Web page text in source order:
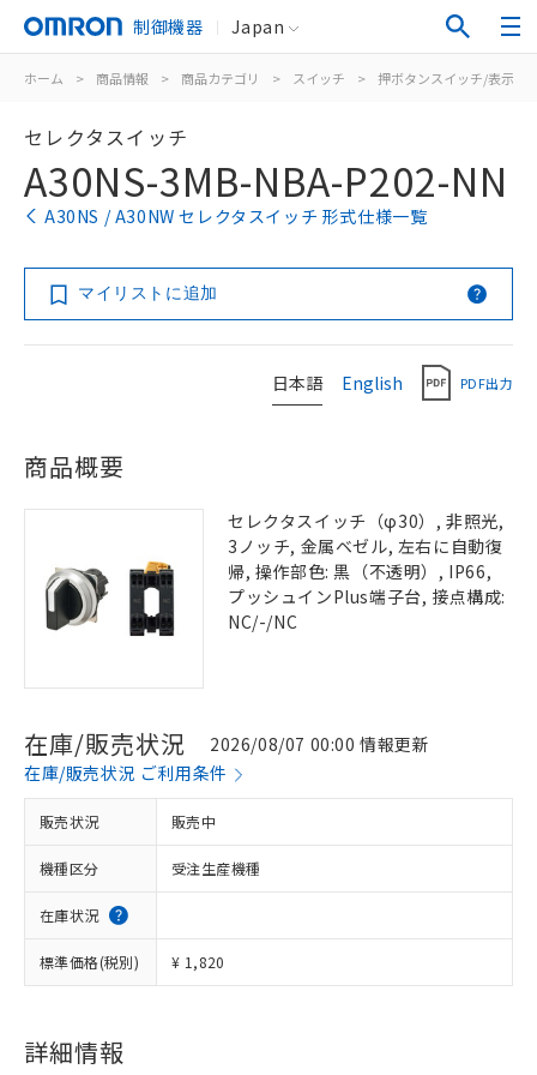
制御機器 Japan
ホーム > 商品情報 > 商品カテゴリ > スイッチ > 押ボタンスイッチ/表示灯
セレクタスイッチ
A30NS-3MB-NBA-P202-NN
A30NS / A30NW セレクタスイッチ 形式仕様一覧
マイリストに追加
日本語 English PDF出力
商品概要
セレクタスイッチ（φ30）, 非照光,
3ノッチ, 金属ベゼル, 左右に自動復
帰, 操作部色: 黒（不透明）, IP66,
プッシュインPlus端子台, 接点構成:
NC/-/NC
在庫/販売状況
2026/08/07 00:00 情報更新
在庫/販売状況 ご利用条件
販売状況 販売中
機種区分 受注生産機種
在庫状況
標準価格(税別) ¥ 1,820
詳細情報